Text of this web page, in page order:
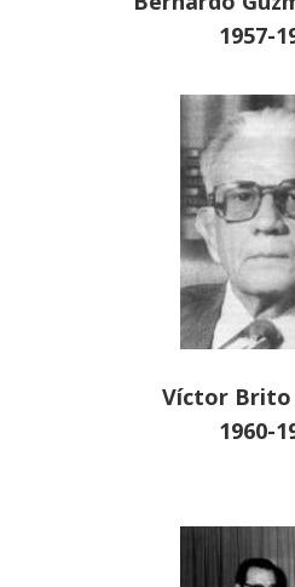
1957-
Víctor Brito
1960-